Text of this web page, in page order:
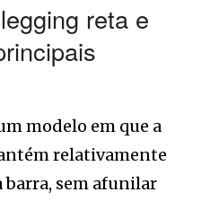
reta e
modelo em que a
relativamente
barra, sem afunilar